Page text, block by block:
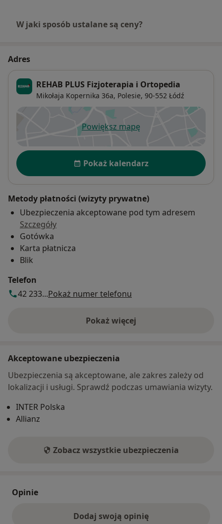
W jaki sposób ustalane są ceny?
Adres
REHAB PLUS Fizjoterapia i Ortopedia
Mikołaja Kopernika 36a, Polesie, 90-552 Łódź
Powiększ mapęotwiera się w nowej karcie
Dostępność
Pokaż kalendarz
Metody płatności (wizyty prywatne)
Ubezpieczenia akceptowane pod tym adresem
Szczegóły
Gotówka
Karta płatnicza
Blik
Telefon
42 233...Pokaż numer telefonu
Pokaż więcej
o adresie
Akceptowane ubezpieczenia
Ubezpieczenia są akceptowane, ale zakres zależy od
lokalizacji i usługi. Sprawdź podczas umawiania wizyty.
INTER Polska
Allianz
Zobacz wszystkie ubezpieczenia
Opinie
Dodaj swoją opinię